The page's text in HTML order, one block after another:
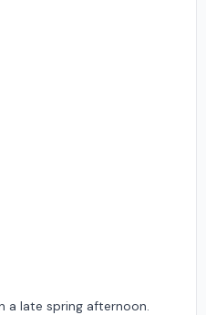
a late spring afternoon.